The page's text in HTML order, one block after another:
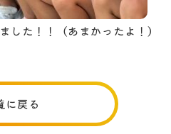
した！！（あまかったよ！）
に戻る